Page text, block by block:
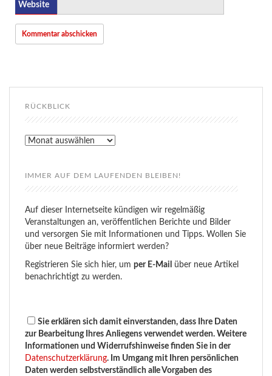
Website
RÜCKBLICK
Rückblick
IMMER AUF DEM LAUFENDEN BLEIBEN!
Auf dieser Internetseite kündigen wir regelmäßig
Veranstaltungen an, veröffentlichen Berichte und Bilder
und versorgen Sie mit Informationen und Tipps. Wollen Sie
über neue Beiträge informiert werden?
Registrieren Sie sich hier, um per E-Mail
über neue Artikel
benachrichtigt zu werden.
Sie erklären sich damit einverstanden, dass Ihre Daten
zur Bearbeitung Ihres Anliegens verwendet werden. Weitere
Informationen und Widerrufshinweise finden Sie in der
Datenschutzerklärung. Im Umgang mit Ihren persönlichen
Daten werden selbstverständlich alle Vorgaben des